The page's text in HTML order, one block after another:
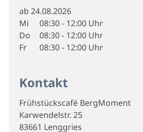
ab 24.08.2026
Mi
08:30 - 12:00 Uhr
Do
08:30 - 12:00 Uhr
Fr
08:30 - 12:00 Uhr
Kontakt
Frühstückscafé BergMoment
Karwendelstr. 25
83661 Lenggries